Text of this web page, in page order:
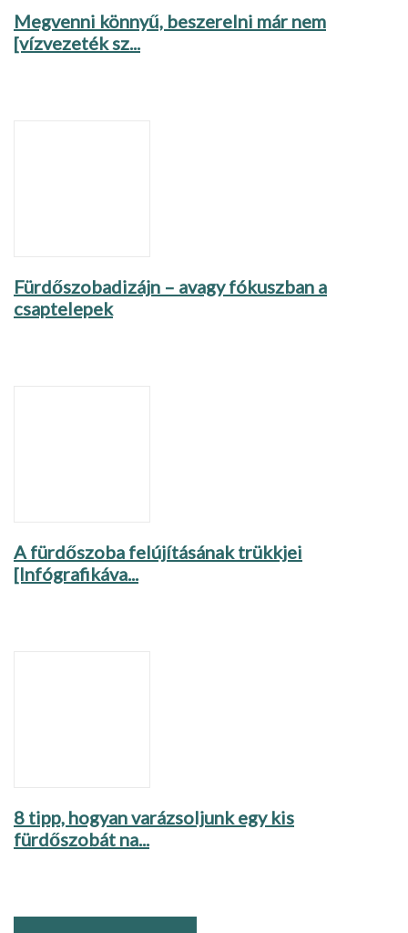
Megvenni könnyű, beszerelni már nem
[vízvezeték sz...
Fürdőszobadizájn – avagy fókuszban a
csaptelepek
A fürdőszoba felújításának trükkjei
[Infógrafikáva...
8 tipp, hogyan varázsoljunk egy kis
fürdőszobát na...